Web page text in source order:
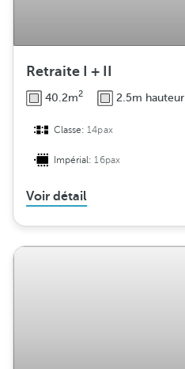
Retraite I + II
40.2m2 2.5m hauteur
Classe:14pax
Impérial:16pax
Voir détail